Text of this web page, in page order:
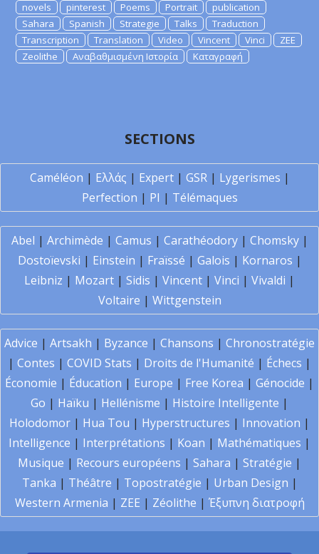
novels
pinterest Poems Portrait
publication
Sahara
Spanish Strategie Talks
Traduction
Transcription
Translation Video Vincent Vinci
ZEE
Zeolithe
Αναβαθμισμένη Ιστορία Καταγραφή
SECTIONS
Caméléon | Ελλάς | Expert| GSR| Lygerismes |
Perfection | PI | Télémaques
Abel | Archimède | Camus | Carathéodory| Chomsky|
Dostoïevski | Einstein | Fraïssé | Galois | Kornaros |
Leibniz | Mozart | Sidis | Vincent | Vinci | Vivaldi |
Voltaire | Wittgenstein
Advice | Artsakh | Byzance | Chansons | Chronostratégie
| Contes | COVID Stats | Droits de l'Humanité | Échecs |
Économie | Éducation | Europe | Free Korea | Génocide |
Go | Haïku | Hellénisme | Histoire Intelligente |
Holodomor | Hua Tou | Hyperstructures | Innovation |
Intelligence | Interprétations | Koan | Mathématiques |
Musique | Recours européens | Sahara | Stratégie |
Tanka | Théâtre | Topostratégie | Urban Design |
Western Armenia | ZEE | Zéolithe | Έξυπνη διατροφή